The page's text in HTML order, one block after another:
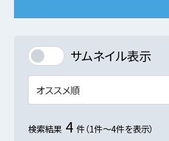
サムネイル表示
検索結果 4 件（1件～4件を表示）